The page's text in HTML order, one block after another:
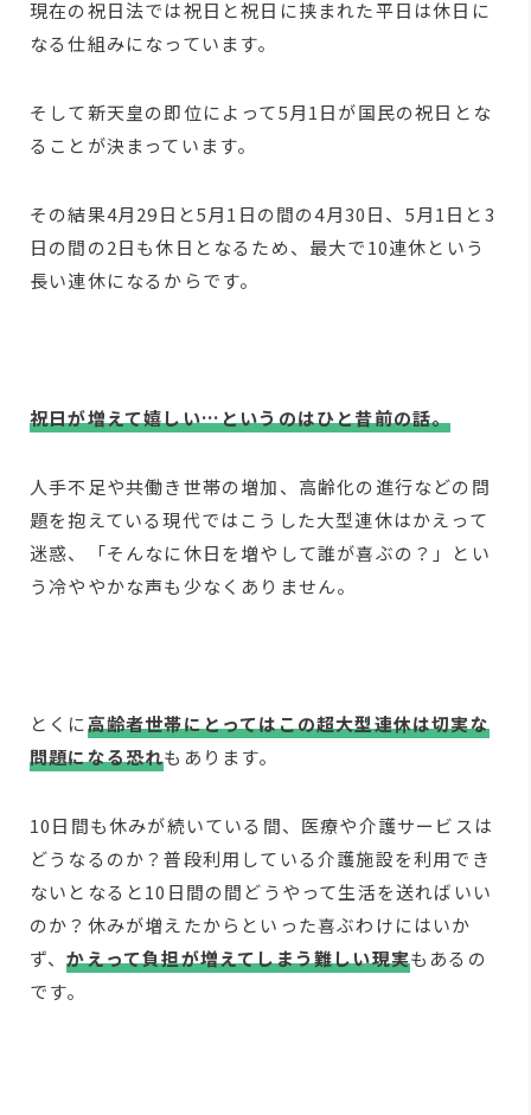
現在の祝日法では祝日と祝日に挟まれた平日は休日に
なる仕組みになっています。
そして新天皇の即位によって5月1日が国民の祝日とな
ることが決まっています。
その結果4月29日と5月1日の間の4月30日、5月1日と3
日の間の2日も休日となるため、最大で10連休という
長い連休になるからです。
祝日が増えて嬉しい…というのはひと昔前の話。
人手不足や共働き世帯の増加、高齢化の進行などの問
題を抱えている現代ではこうした大型連休はかえって
迷惑、「そんなに休日を増やして誰が喜ぶの？」とい
う冷ややかな声も少なくありません。
とくに高齢者世帯にとってはこの超大型連休は切実な
問題になる恐れもあります。
10日間も休みが続いている間、医療や介護サービスは
どうなるのか？普段利用している介護施設を利用でき
ないとなると10日間の間どうやって生活を送ればいい
のか？休みが増えたからといった喜ぶわけにはいか
ず、かえって負担が増えてしまう難しい現実もあるの
です。